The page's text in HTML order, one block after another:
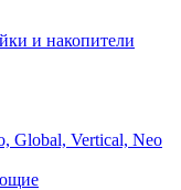
и накопители
Global, Vertical, Neo